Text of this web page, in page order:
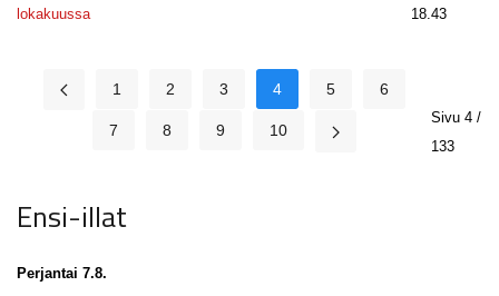
lokakuussa 18.43
1 2 3 4 5 6
7 8 9 10
Sivu 4 /
133
Ensi-illat
Perjantai 7.8.